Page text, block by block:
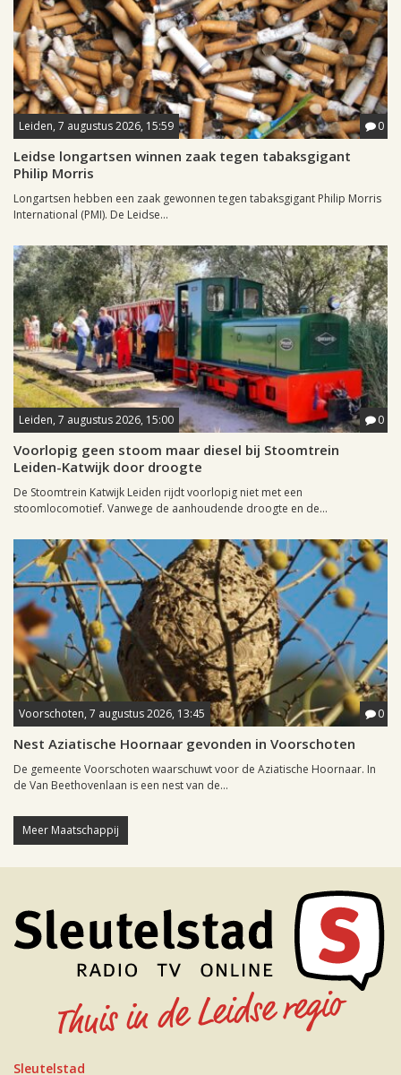
Leiden, 7 augustus 2026, 15:59 0
Leidse longartsen winnen zaak tegen tabaksgigant
Philip Morris
Longartsen hebben een zaak gewonnen tegen tabaksgigant Philip Morris
International (PMI). De Leidse...
Leiden, 7 augustus 2026, 15:00 0
Voorlopig geen stoom maar diesel bij Stoomtrein
Leiden-Katwijk door droogte
De Stoomtrein Katwijk Leiden rijdt voorlopig niet met een
stoomlocomotief. Vanwege de aanhoudende droogte en de...
Voorschoten, 7 augustus 2026, 13:45 0
Nest Aziatische Hoornaar gevonden in Voorschoten
De gemeente Voorschoten waarschuwt voor de Aziatische Hoornaar. In
de Van Beethovenlaan is een nest van de...
Meer Maatschappij
Sleutelstad